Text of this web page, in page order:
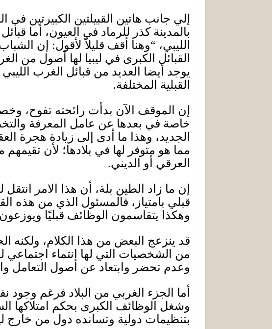
إلي جانب هاتين القبيلتين الكبيرتين
بالمدينة كذر للرماد في العيون، أما
الليبي، “وهنا أقف قليلاً لأقول:
إن
القبائل الكبرى في ليبيا لها أصول من
يوجد أيضا العديد من قبائل الغرب
القبلية المختلفة.
إن الموقف الآن بدأت رائحته تفوح،
خاصة في بعدها عن عامل المعرفة
الجديد، وهذا ما أدى إلى زيادة هجرة
مما هو متوفر لها في بلادها؛ لأن
العرقي أو الديني.
إن ما زاد الطين بلة، أن هذا الامر
قبلي بامتياز، فالمسئول الذي من هذه
وهكذا يتقاسمون الوظائف قبليًا ويوزعون
قد ينزعج البعض من هذا الكلام، ولكنه
من الشخصيات التي لها انتماء
وعدم تحضر وابتعاد عن أصول التعامل
أما الجزء الغربي من البلاد فرغم
وشغل الوظائف الكبرى بحكم امتلاكها
بتنظيمات دولية وتسانده دول من خارج